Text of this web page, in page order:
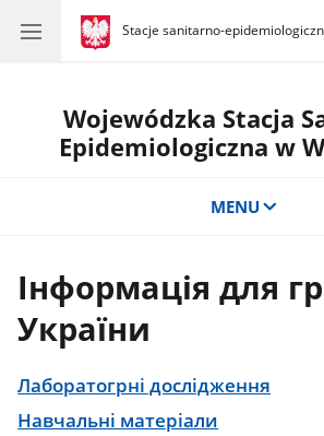
gov.pl
Stacje sanitarno-
gov.pl
Stacje
Wojewódzka Stacja
Epidemiologiczna w
MENU
Інформація для
України
Лаборатогрнi дослiдження
Навчальні матеріали